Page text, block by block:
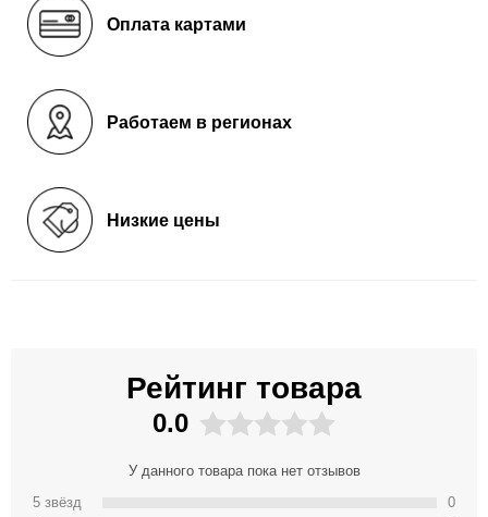
Оплата картами
Работаем в регионах
Низкие цены
Рейтинг товара
0.0
У данного товара пока нет отзывов
5 звёзд
0